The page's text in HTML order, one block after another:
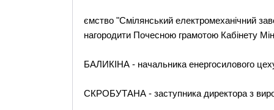
ємство "Смілянський електромеханічний
нагородити Почесною грамотою Кабінету
БАЛИКІНА - начальника енергосилового
СКРОБУТАНА - заступника директора з